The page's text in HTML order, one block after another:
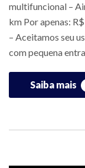
multifuncional –
km Por apenas:
– Aceitamos seu
com pequena
Saiba mais